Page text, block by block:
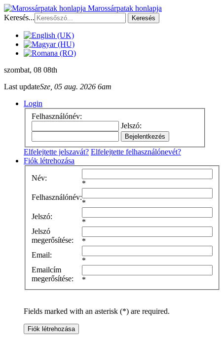
Marossárpatak honlapja
Keresés...
Keresés
szombat, 08 08th
Last updateSze, 05 aug. 2026 6am
Login
Felhasználónév:
Jelszó:
Elfelejtette jelszavát? Elfelejtette felhasználónevét?
Fiók létrehozása
Név:
*
Felhasználónév:
*
Jelszó:
*
Jelszó
megerősítése:
*
Email:
*
Emailcím
megerősítése:
*
Fields marked with an asterisk (*) are required.
Fiók létrehozása